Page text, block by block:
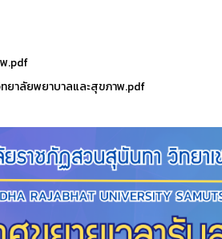
.pdf
ยาลัยพยาบาลและสุขภาพ.pdf